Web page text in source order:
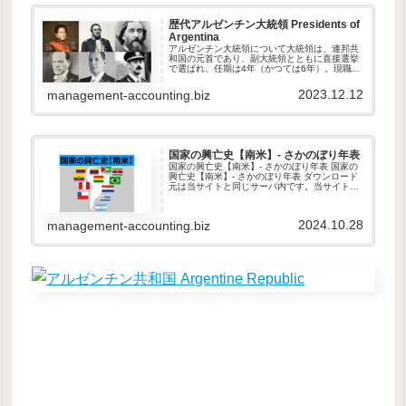
歴代アルゼンチン大統領 Presidents of
Argentina
アルゼンチン大統領について大統領は、連邦共
和国の元首であり、副大統領とともに直接選挙
で選ばれ、任期は4年（かつては6年）。現職大
再選）は1回のみ認められている。大統領と内
閣は行政権を行使し、首相（J...
management-accounting.biz 2023.12.12
国家の興亡史【南米】- さかのぼり年表
国家の興亡史【南米】- さかのぼり年表 国家の
興亡史【南米】- さかのぼり年表 ダウンロード
元は当サイトと同じサーバ内です。当サイト
management-accounting.biz 2024.10.28